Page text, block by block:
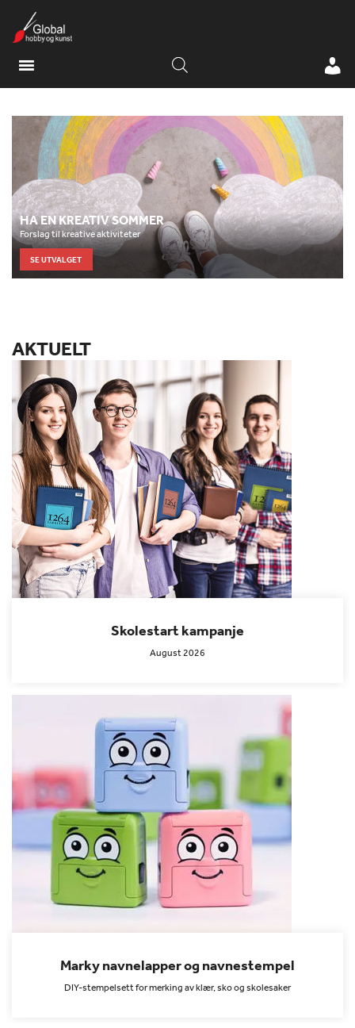
HA EN KREATIV SOMMER
Forslag til kreative aktiviteter
SE UTVALGET
AKTUELT
Skolestart kampanje
August 2026
Marky navnelapper og navnestempel
DIY-stempelsett for merking av klær, sko og skolesaker